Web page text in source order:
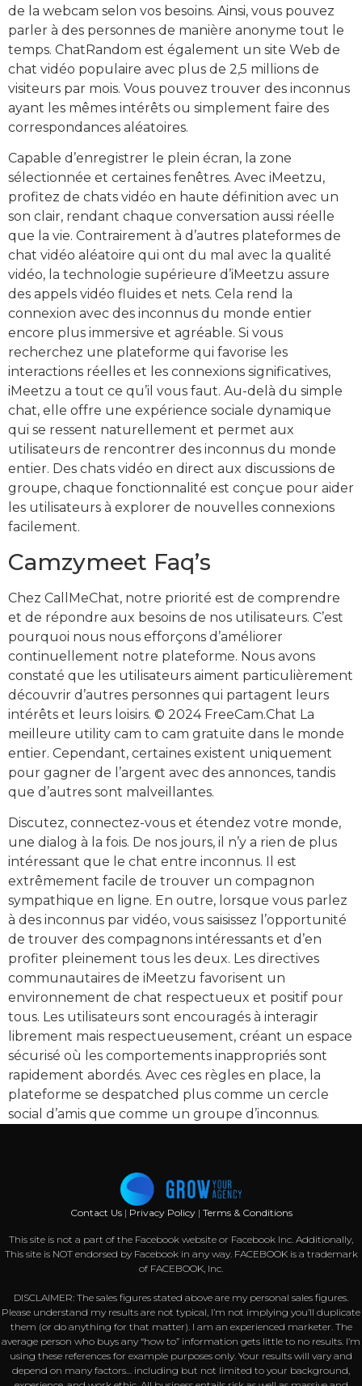
de la webcam selon vos besoins. Ainsi, vous pouvez
parler à des personnes de manière anonyme tout le
temps. ChatRandom est également un site Web de
chat vidéo populaire avec plus de 2,5 millions de
visiteurs par mois. Vous pouvez trouver des inconnus
ayant les mêmes intérêts ou simplement faire des
correspondances aléatoires.
Capable d’enregistrer le plein écran, la zone
sélectionnée et certaines fenêtres. Avec iMeetzu,
profitez de chats vidéo en haute définition avec un
son clair, rendant chaque conversation aussi réelle
que la vie. Contrairement à d’autres plateformes de
chat vidéo aléatoire qui ont du mal avec la qualité
vidéo, la technologie supérieure d’iMeetzu assure
des appels vidéo fluides et nets. Cela rend la
connexion avec des inconnus du monde entier
encore plus immersive et agréable. Si vous
recherchez une plateforme qui favorise les
interactions réelles et les connexions significatives,
iMeetzu a tout ce qu’il vous faut. Au-delà du simple
chat, elle offre une expérience sociale dynamique
qui se ressent naturellement et permet aux
utilisateurs de rencontrer des inconnus du monde
entier. Des chats vidéo en direct aux discussions de
groupe, chaque fonctionnalité est conçue pour aider
les utilisateurs à explorer de nouvelles connexions
facilement.
Camzymeet Faq’s
Chez CallMeChat, notre priorité est de comprendre
et de répondre aux besoins de nos utilisateurs. C’est
pourquoi nous nous efforçons d’améliorer
continuellement notre plateforme. Nous avons
constaté que les utilisateurs aiment particulièrement
découvrir d’autres personnes qui partagent leurs
intérêts et leurs loisirs. © 2024 FreeCam.Chat La
meilleure utility cam to cam gratuite dans le monde
entier. Cependant, certaines existent uniquement
pour gagner de l’argent avec des annonces, tandis
que d’autres sont malveillantes.
Discutez, connectez-vous et étendez votre monde,
une dialog à la fois. De nos jours, il n’y a rien de plus
intéressant que le chat entre inconnus. Il est
extrêmement facile de trouver un compagnon
sympathique en ligne. En outre, lorsque vous parlez
à des inconnus par vidéo, vous saisissez l’opportunité
de trouver des compagnons intéressants et d’en
profiter pleinement tous les deux. Les directives
communautaires de iMeetzu favorisent un
environnement de chat respectueux et positif pour
tous. Les utilisateurs sont encouragés à interagir
librement mais respectueusement, créant un espace
sécurisé où les comportements inappropriés sont
rapidement abordés. Avec ces règles en place, la
plateforme se despatched plus comme un cercle
social d’amis que comme un groupe d’inconnus.
Contact Us | Privacy Policy| Terms & Conditions
This site is not a part of the Facebook website or Facebook Inc. Additionally,
This site is NOT endorsed by Facebook in any way. FACEBOOK is a trademark
of FACEBOOK, Inc.
DISCLAIMER: The sales figures stated above are my personal sales figures.
Please understand my results are not typical, I’m not implying you’ll duplicate
them (or do anything for that matter). I am an experienced marketer. The
average person who buys any “how to” information gets little to no results. I’m
using these references for example purposes only. Your results will vary and
depend on many factors… including but not limited to your background,